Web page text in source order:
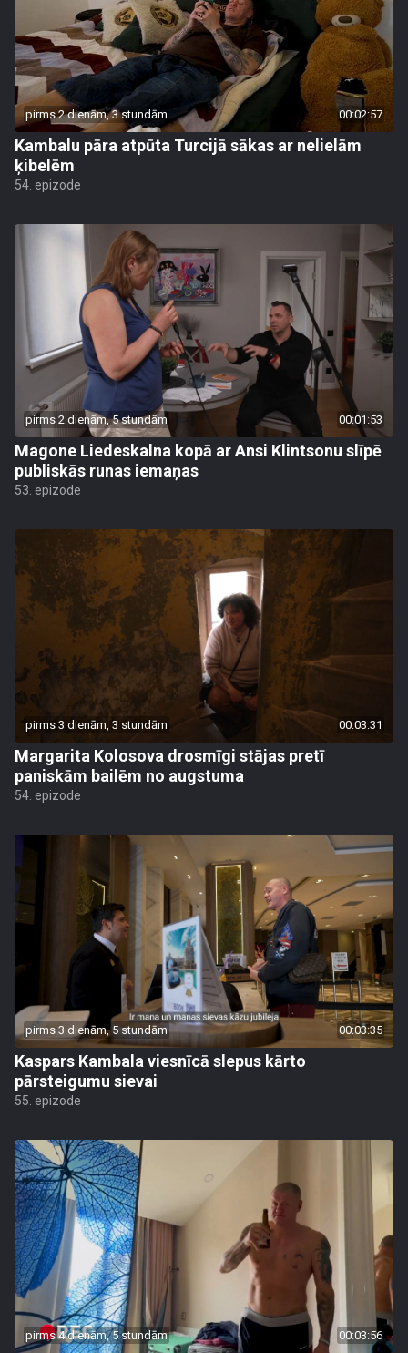
pirms 2 dienām, 3 stundām 00:02:57
Kambalu pāra atpūta Turcijā sākas ar nelielām
ķibelēm
54. epizode
pirms 2 dienām, 5 stundām 00:01:53
Magone Liedeskalna kopā ar Ansi Klintsonu slīpē
publiskās runas iemaņas
53. epizode
pirms 3 dienām, 3 stundām 00:03:31
Margarita Kolosova drosmīgi stājas pretī
paniskām bailēm no augstuma
54. epizode
pirms 3 dienām, 5 stundām 00:03:35
Kaspars Kambala viesnīcā slepus kārto
pārsteigumu sievai
55. epizode
pirms 4 dienām, 5 stundām 00:03:56